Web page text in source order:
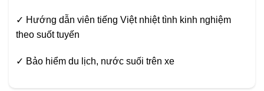
✓ Hướng dẫn viên tiếng Việt nhiệt tình kinh nghiệm
theo suốt tuyến
✓ Bảo hiểm du lịch, nước suối trên xe